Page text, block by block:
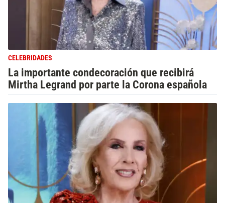
CELEBRIDADES
La importante condecoración que recibirá
Mirtha Legrand por parte la Corona española